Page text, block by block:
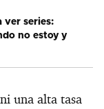
ver series:
no estoy y
una alta tasa